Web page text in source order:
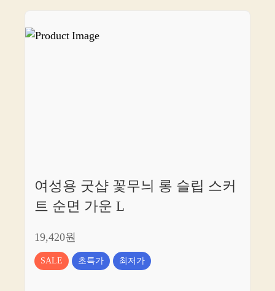
여성용 굿샵 꽃무늬 롱 슬립 스커
트 순면 가운 L
19,420원
SALE 초특가 최저가